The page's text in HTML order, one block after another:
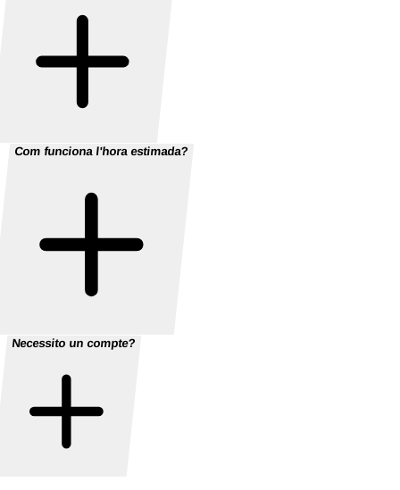
Com funciona l'hora estimada?
Necessito un compte?